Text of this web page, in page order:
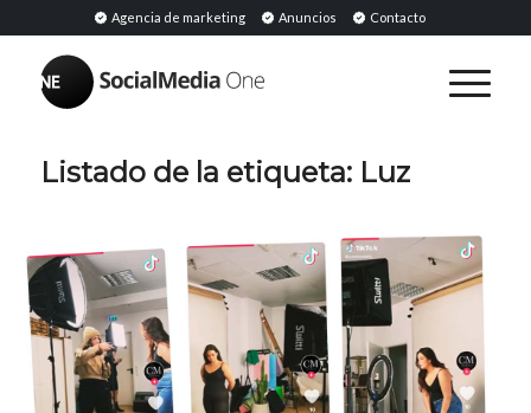
Agencia de marketing Anuncios Contacto
Listado de la etiqueta: Luz